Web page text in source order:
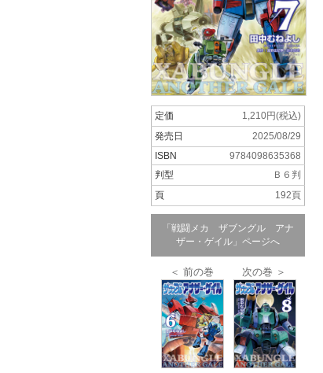
定価
1,210円(税込)
発売日
2025/08/29
ISBN
9784098635368
判型
Ｂ６判
頁
192頁
「戦闘メカ ザブングル アナ
ザー・ゲイル」ページへ
＜ 前の巻 次の巻 ＞